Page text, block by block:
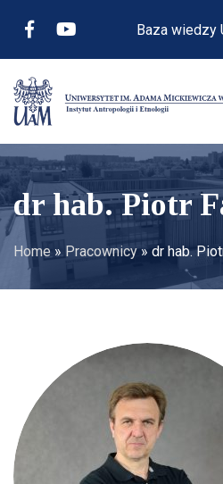
Baza wiedzy
dr hab. Piotr
Home » Pracownicy» dr hab.